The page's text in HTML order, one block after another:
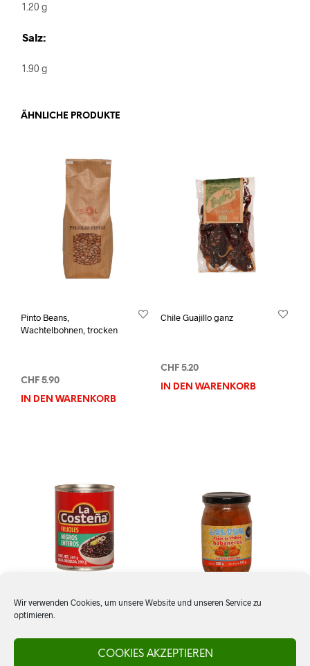
Wir verwenden Cookies, um unsere Website und unseren Service zu
optimieren.
COOKIES AKZEPTIEREN
1.20 g
Salz:
1.90 g
ÄHNLICHE PRODUKTE
Pinto Beans,
Wachtelbohnen, trocken
CHF 5.90
IN DEN WARENKORB
Chile Guajillo ganz
CHF5.20
IN DEN WARENKORB
Costeña
Habaneros, Loltun